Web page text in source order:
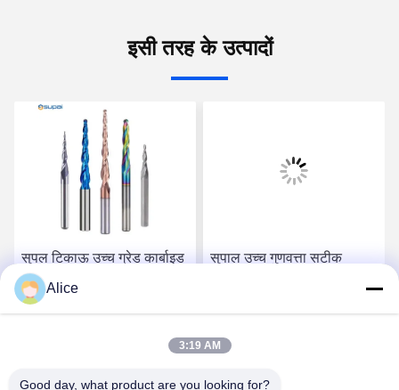
इसी तरह के उत्पादों
सुपल टिकाऊ उच्च ग्रेड कार्बाइड
रूटर बिट सटीक लकड़ी के काम
के अनुप्रयोगों के लिए
सबसे अच्छी कीमत पाएं
सुपाल उच्च गुणवत्ता सटीक
Alice
3:19 AM
Good day, what product are you looking for?